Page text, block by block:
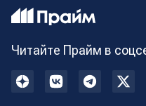
Читайте Прайм в